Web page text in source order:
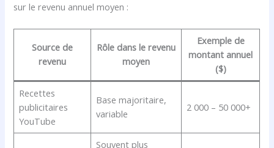
sur le revenu annuel moyen :
Source de
revenu
Rôle dans le revenu
moyen
Exemple de
montant annuel
($)
Recettes
publicitaires
YouTube
Base majoritaire,
variable
2 000 – 50 000+
Souvent plus